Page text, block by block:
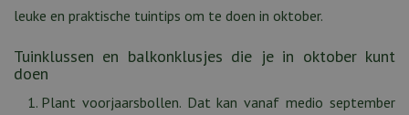
leuke en praktische tuintips om te doen in oktober.
Tuinklussen en balkonklusjes die je in oktober kunt
doen
Plant voorjaarsbollen. Dat kan vanaf medio september